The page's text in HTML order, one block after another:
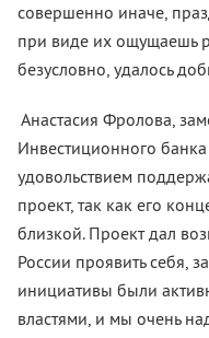
совершенно иначе,
при виде их ощущаешь
безусловно, удалось
Анастасия Фролова,
Инвестиционного
удовольствием
проект, так как его
близкой. Проект дал
России проявить себя,
инициативы были
властями, и мы очень